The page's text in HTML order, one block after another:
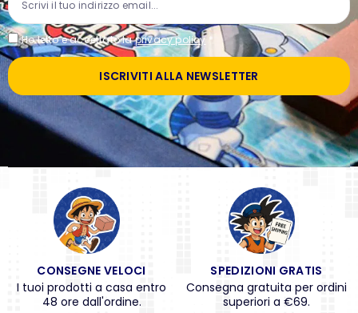
Ho letto e accettato laprivacy policy *
ISCRIVITI ALLA NEWSLETTER
CONSEGNE VELOCI
I tuoi prodotti a casa entro
48 ore dall'ordine.
SPEDIZIONI GRATIS
Consegna gratuita per ordini
superiori a €69.